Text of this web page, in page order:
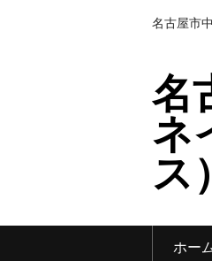
名古屋市
名
ネ
ス）
ホー